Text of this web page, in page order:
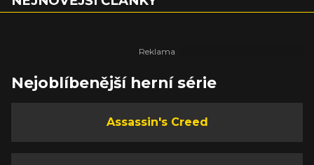
Nejoblíbenější herní série
Assassin's Creed